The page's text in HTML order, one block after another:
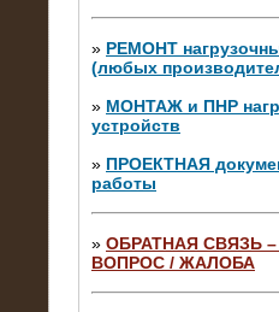
» РЕМОНТ
(любых
» МОНТАЖ и ПНР
устройств
» ПРОЕКТНАЯ
работы
» ОБРАТНАЯ СВЯЗЬ
ВОПРОС / ЖАЛОБА
10.04.2015
Аренда